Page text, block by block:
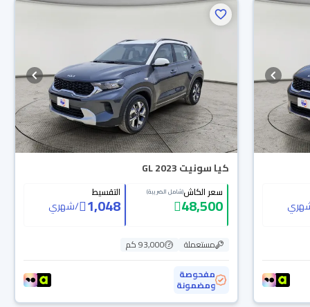
كيا سونيت GL 2023
سعر الكاش(شامل الضريبة)
48,500
التقسيط
1,048
/شهري
مستعملة
93,000 كم
مفحوصة
ومضمونة